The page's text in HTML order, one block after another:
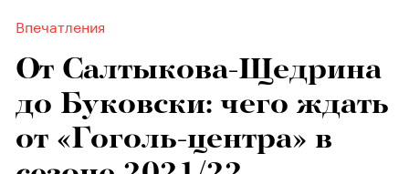
Впечатления
От Салтыкова-Щедрина
до Буковски: чего ждать
от «Гоголь-центра» в